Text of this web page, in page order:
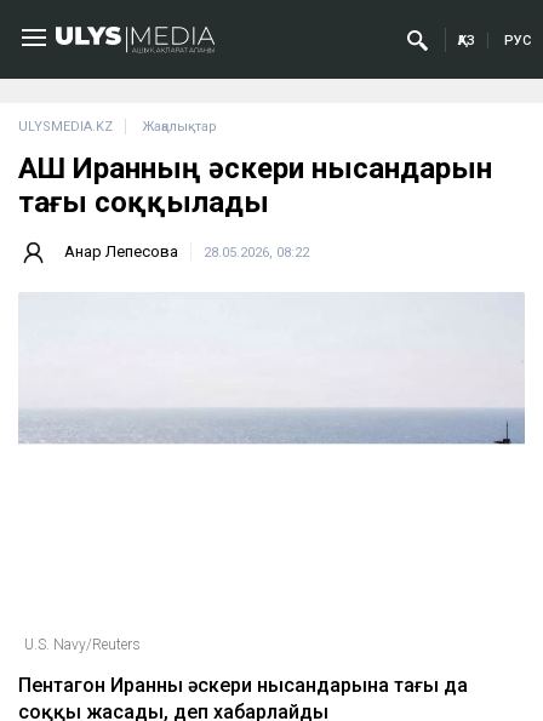
ҚАЗ РУС
ULYSMEDIA.KZ Жаңалықтар
АҚШ Иранның әскери нысандарын
тағы соққылады
Анар Лепесова 28.05.2026, 08:22
U.S. Navy/Reuters
Пентагон Иранның әскери нысандарына тағы да
соққы жасады, деп хабарлайды